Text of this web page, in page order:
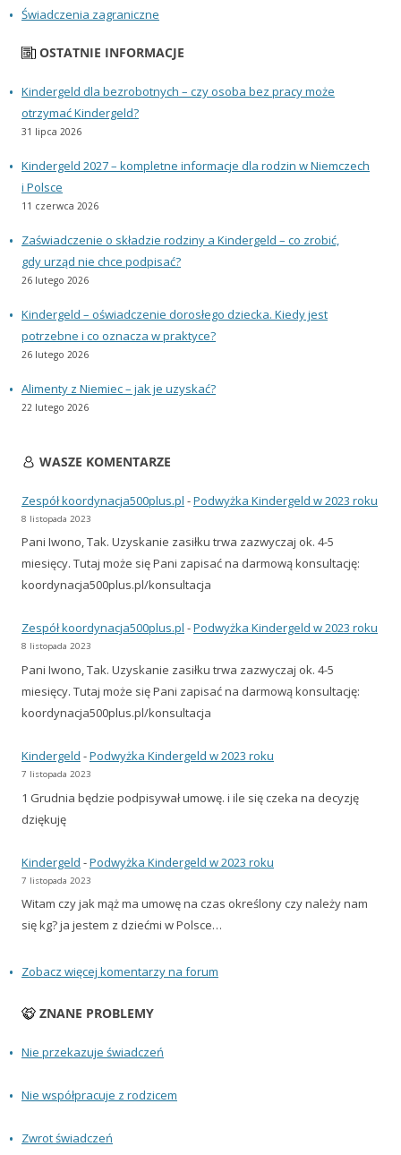
Świadczenia zagraniczne
OSTATNIE INFORMACJE
Kindergeld dla bezrobotnych – czy osoba bez pracy może
otrzymać Kindergeld?
31 lipca 2026
Kindergeld 2027 – kompletne informacje dla rodzin w Niemczech
i Polsce
11 czerwca 2026
Zaświadczenie o składzie rodziny a Kindergeld – co zrobić,
gdy urząd nie chce podpisać?
26 lutego 2026
Kindergeld – oświadczenie dorosłego dziecka. Kiedy jest
potrzebne i co oznacza w praktyce?
26 lutego 2026
Alimenty z Niemiec – jak je uzyskać?
22 lutego 2026
WASZE KOMENTARZE
Zespół koordynacja500plus.pl -Podwyżka Kindergeld w 2023 roku
8 listopada 2023
Pani Iwono, Tak. Uzyskanie zasiłku trwa zazwyczaj ok. 4-5
miesięcy. Tutaj może się Pani zapisać na darmową konsultację:
koordynacja500plus.pl/konsultacja
Zespół koordynacja500plus.pl -Podwyżka Kindergeld w 2023 roku
8 listopada 2023
Pani Iwono, Tak. Uzyskanie zasiłku trwa zazwyczaj ok. 4-5
miesięcy. Tutaj może się Pani zapisać na darmową konsultację:
koordynacja500plus.pl/konsultacja
Kindergeld -Podwyżka Kindergeld w 2023 roku
7 listopada 2023
1 Grudnia będzie podpisywał umowę. i ile się czeka na decyzję
dziękuję
Kindergeld -Podwyżka Kindergeld w 2023 roku
7 listopada 2023
Witam czy jak mąż ma umowę na czas określony czy należy nam
się kg? ja jestem z dziećmi w Polsce…
Zobacz więcej komentarzy na forum
ZNANE PROBLEMY
Nie przekazuje świadczeń
Nie współpracuje z rodzicem
Zwrot świadczeń